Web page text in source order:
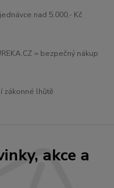
nad 5.000,- Kč
= bezpečný nákup
zákonné lhůtě
akce a